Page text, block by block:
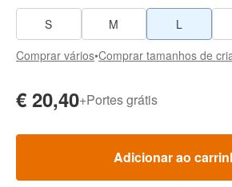
S
M L
Comprar vários•Comprar tamanhos de
€ 20,40+Portes grátis
Adicionar ao